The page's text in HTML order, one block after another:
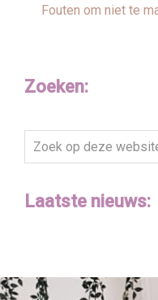
Fouten om niet te
Zoeken:
Zoek
op
website
Laatste nieuws: